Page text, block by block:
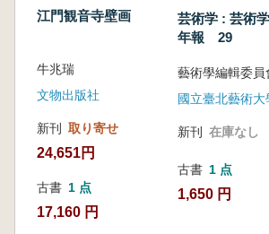
名品が含まれています。
これらの作品を通じ、読者は各
様な美的スタイルを存分に味わう
でしょう。
江門観音寺壁画
牛兆瑞
文物出版社
新刊 取り寄せ
24,651円
古書 1 点
17,160 円
芸術学 : 芸術
年報 29
藝術學編輯委員
新刊 在庫なし
古書 1 点
1,650 円